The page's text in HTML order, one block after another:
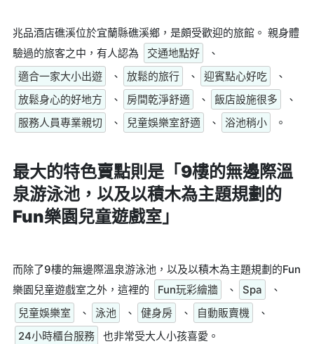
兆品酒店礁溪位於宜蘭縣礁溪鄉，是頗受歡迎的旅館。 親身體
驗過的旅客之中，有人認為
交通地點好
、
適合一家大小出遊
、 放鬆的旅行 、 迎賓點心好吃
、
放鬆身心的好地方
、 房間乾淨舒適 、 飯店設施很多
、
服務人員專業親切
、 兒童娛樂室舒適 、 浴池稍小 。
最大的特色賣點則是「9樓的無邊際溫
泉游泳池，以及以積木為主題規劃的
Fun樂園兒童遊戲室」
而除了9樓的無邊際溫泉游泳池，以及以積木為主題規劃的Fun
樂園兒童遊戲室之外，這裡的
Fun玩彩繪牆 、 Spa
、
兒童娛樂室
、 泳池 、 健身房 、 自動販賣機
、
24小時櫃台服務
也非常受大人小孩喜愛。